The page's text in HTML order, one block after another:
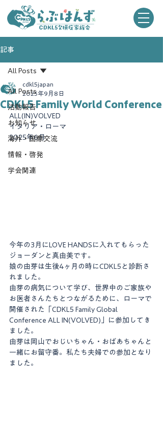
記事
All Posts
活動報告
お知らせ
海外・国際交流
情報・啓発
学会関連
All Posts
CDKL5 Family World Conference
cdkl5japan
2025年9月8日
ALL(IN)VOLVED
イタリア・ローマ
2025年6月
今年の3月にLOVE HANDSに入れてもらった
ジョーダンと真由美です。
娘の由芽は生後4ヶ月の時にCDKL5と診断さ
れました。
由芽の病気について学び、世界中のご家族や
お医者さんたちとつながるために、ローマで
開催された「CDKL5 Family Global
Conference ALL IN(VOLVED)」に参加してき
ました。
由芽は岡山でおじいちゃん・おばあちゃんと
一緒にお留守番。私たち夫婦での参加となり
ました。